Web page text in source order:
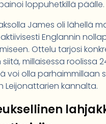
loppuhetkillä päälle.
James oli lähellä
Englannin
Ottelu tarjosi
siitä, millaisessa roolissa
voi olla parhaimmillaan
Leijonattarien kannalta.